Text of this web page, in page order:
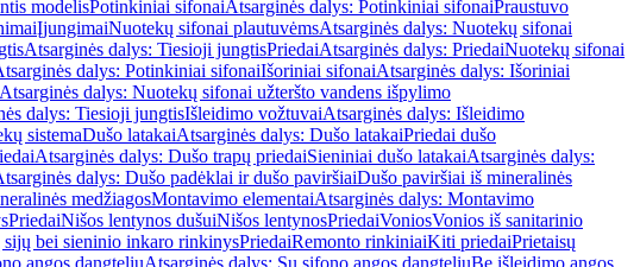
modelisPotinkiniai sifonaiAtsarginės dalys: Potinkiniai sifonaiPraustuvo
ĮjungimaiNuotekų sifonai plautuvėmsAtsarginės dalys: Nuotekų sifonai
Atsarginės dalys: Tiesioji jungtisPriedaiAtsarginės dalys: PriedaiNuotekų sifonai
dalys: Potinkiniai sifonaiIšoriniai sifonaiAtsarginės dalys: Išoriniai
Atsarginės dalys: Nuotekų sifonai užteršto vandens išpylimo
dalys: Tiesioji jungtisIšleidimo vožtuvaiAtsarginės dalys: Išleidimo
sistemaDušo latakaiAtsarginės dalys: Dušo latakaiPriedai dušo
Atsarginės dalys: Dušo trapų priedaiSieniniai dušo latakaiAtsarginės dalys:
dalys: Dušo padėklai ir dušo paviršiaiDušo paviršiai iš mineralinės
medžiagosMontavimo elementaiAtsarginės dalys: Montavimo
PriedaiNišos lentynos dušuiNišos lentynosPriedaiVoniosVonios iš sanitarinio
bei sieninio inkaro rinkinysPriedaiRemonto rinkiniaiKiti priedaiPrietaisų
angos dangteliuAtsarginės dalys: Su sifono angos dangteliuBe išleidimo angos